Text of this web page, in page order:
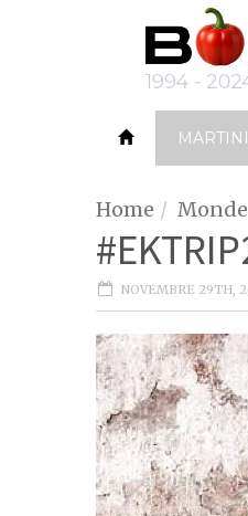
Home Monde
NOVEMBRE 29TH,